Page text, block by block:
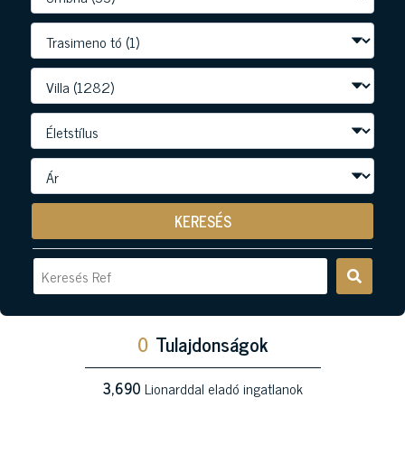
KERESÉS
0 Tulajdonságok
3,690Lionarddal eladó ingatlanok